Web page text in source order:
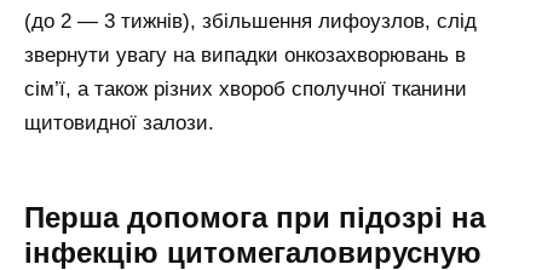
(до 2 — 3 тижнів), збільшення лифоузлов, слід
звернути увагу на випадки онкозахворювань в
сім’ї, а також різних хвороб сполучної тканини
щитовидної залози.
Перша допомога при підозрі на
інфекцію цитомегаловирусную